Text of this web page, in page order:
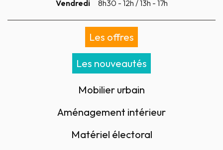
Vendredi
8h30 - 12h / 13h - 17h
Les offres
Les nouveautés
Mobilier urbain
Aménagement intérieur
Matériel électoral